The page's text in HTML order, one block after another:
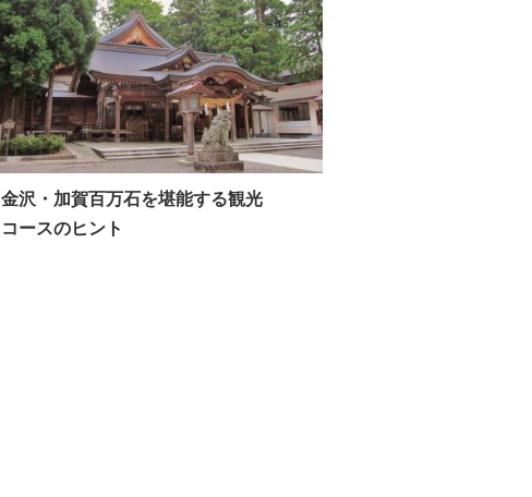
金沢・加賀百万石を堪能する観光
コースのヒント